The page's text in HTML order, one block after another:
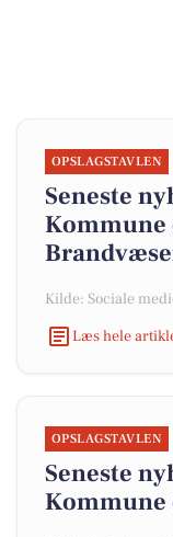
OPSLAGSTAVLEN
Seneste
Kommune
Kilde: Sociale
Læs hele
OPSLAGSTAVLEN
Seneste
Kommune